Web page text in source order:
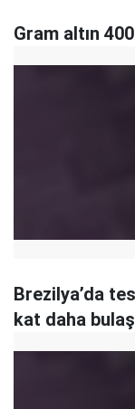
Gram altın
Brezilya’da
kat daha